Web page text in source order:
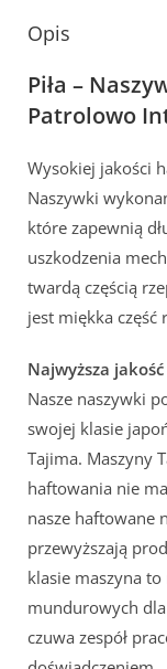
Opis
Piła –
Patrolowo
Wysokiej jakości
Naszywki
które zapewnią
uszkodzenia
twardą częścią
jest miękka część
Najwyższa
Nasze naszywki
swojej klasie
Tajima. Maszyny
haftowania nie
nasze haftowane
przewyższają
klasie maszyna
mundurowych
czuwa zespół